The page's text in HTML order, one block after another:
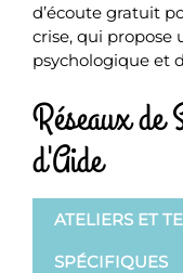
d’écoute gratuit
crise, qui
psychologique et
Réseaux de
d'Aide
ATELIERS ET
SPÉCIFIQUES